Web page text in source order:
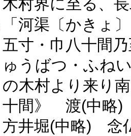
木村界に至る、
「河渠〔かきょ
五寸・巾八十間
ゅうばつ・ふね
の木村より来り
十間》 渡(中略
方井堀(中略) 念